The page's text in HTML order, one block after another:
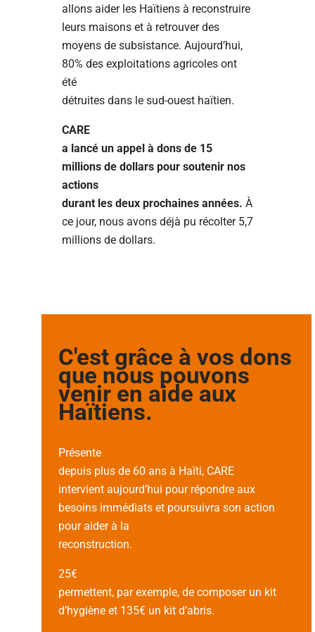
allons aider les Haïtiens à reconstruire
leurs maisons et à retrouver des
moyens de subsistance. Aujourd’hui,
80% des exploitations agricoles ont
été
détruites dans le sud-ouest haïtien.
CARE
a lancé un appel à dons de 15
millions de dollars pour soutenir nos
actions
durant les deux prochaines années. À
ce jour, nous avons déjà pu récolter 5,7
millions de dollars.
C'est grâce à vos dons
que nous pouvons
venir en aide aux
Haïtiens.
Présente
depuis plus de 60 ans à Haïti, CARE
intervient aujourd’hui pour répondre aux
besoins immédiats et poursuivra son action
pour aider à la
reconstruction.
25€
permettent, par exemple, de composer un kit
d’hygiène et 135€ un kit d’abris.